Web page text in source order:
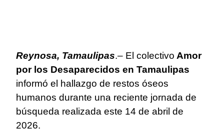
Reynosa, Tamaulipas.– El colectivo Amor
por los Desaparecidos en Tamaulipas
informó el hallazgo de restos óseos
humanos durante una reciente jornada de
búsqueda realizada este 14 de abril de
2026.